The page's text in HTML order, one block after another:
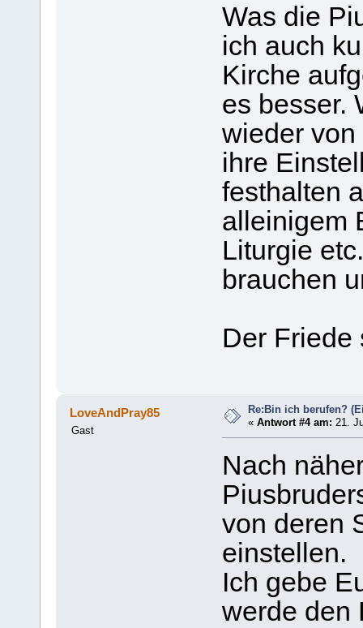
Was die
ich auch
Kirche
es besser.
wieder
ihre
festhalten
alleinigem
Liturgie
brauchen
Der Friede
LoveAndPray85
Gast
Re:Bin ich berufen?
«Antwort #4 am: 21.
Nach
von deren
einstellen.
Ich gebe
werde den